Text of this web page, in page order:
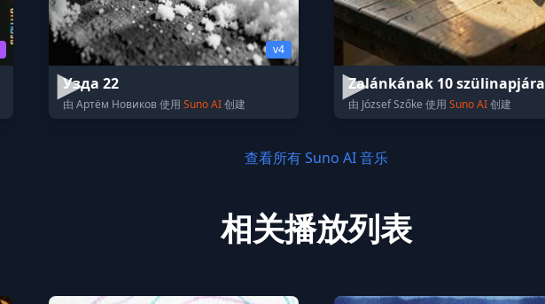
v4
Узда 22
由 Артём Новиков 使用 Suno AI创建
Zalánkának 10 szülinapjára
由 József Szőke 使用 Suno AI创建
查看所有 Suno AI 音乐
相关播放列表